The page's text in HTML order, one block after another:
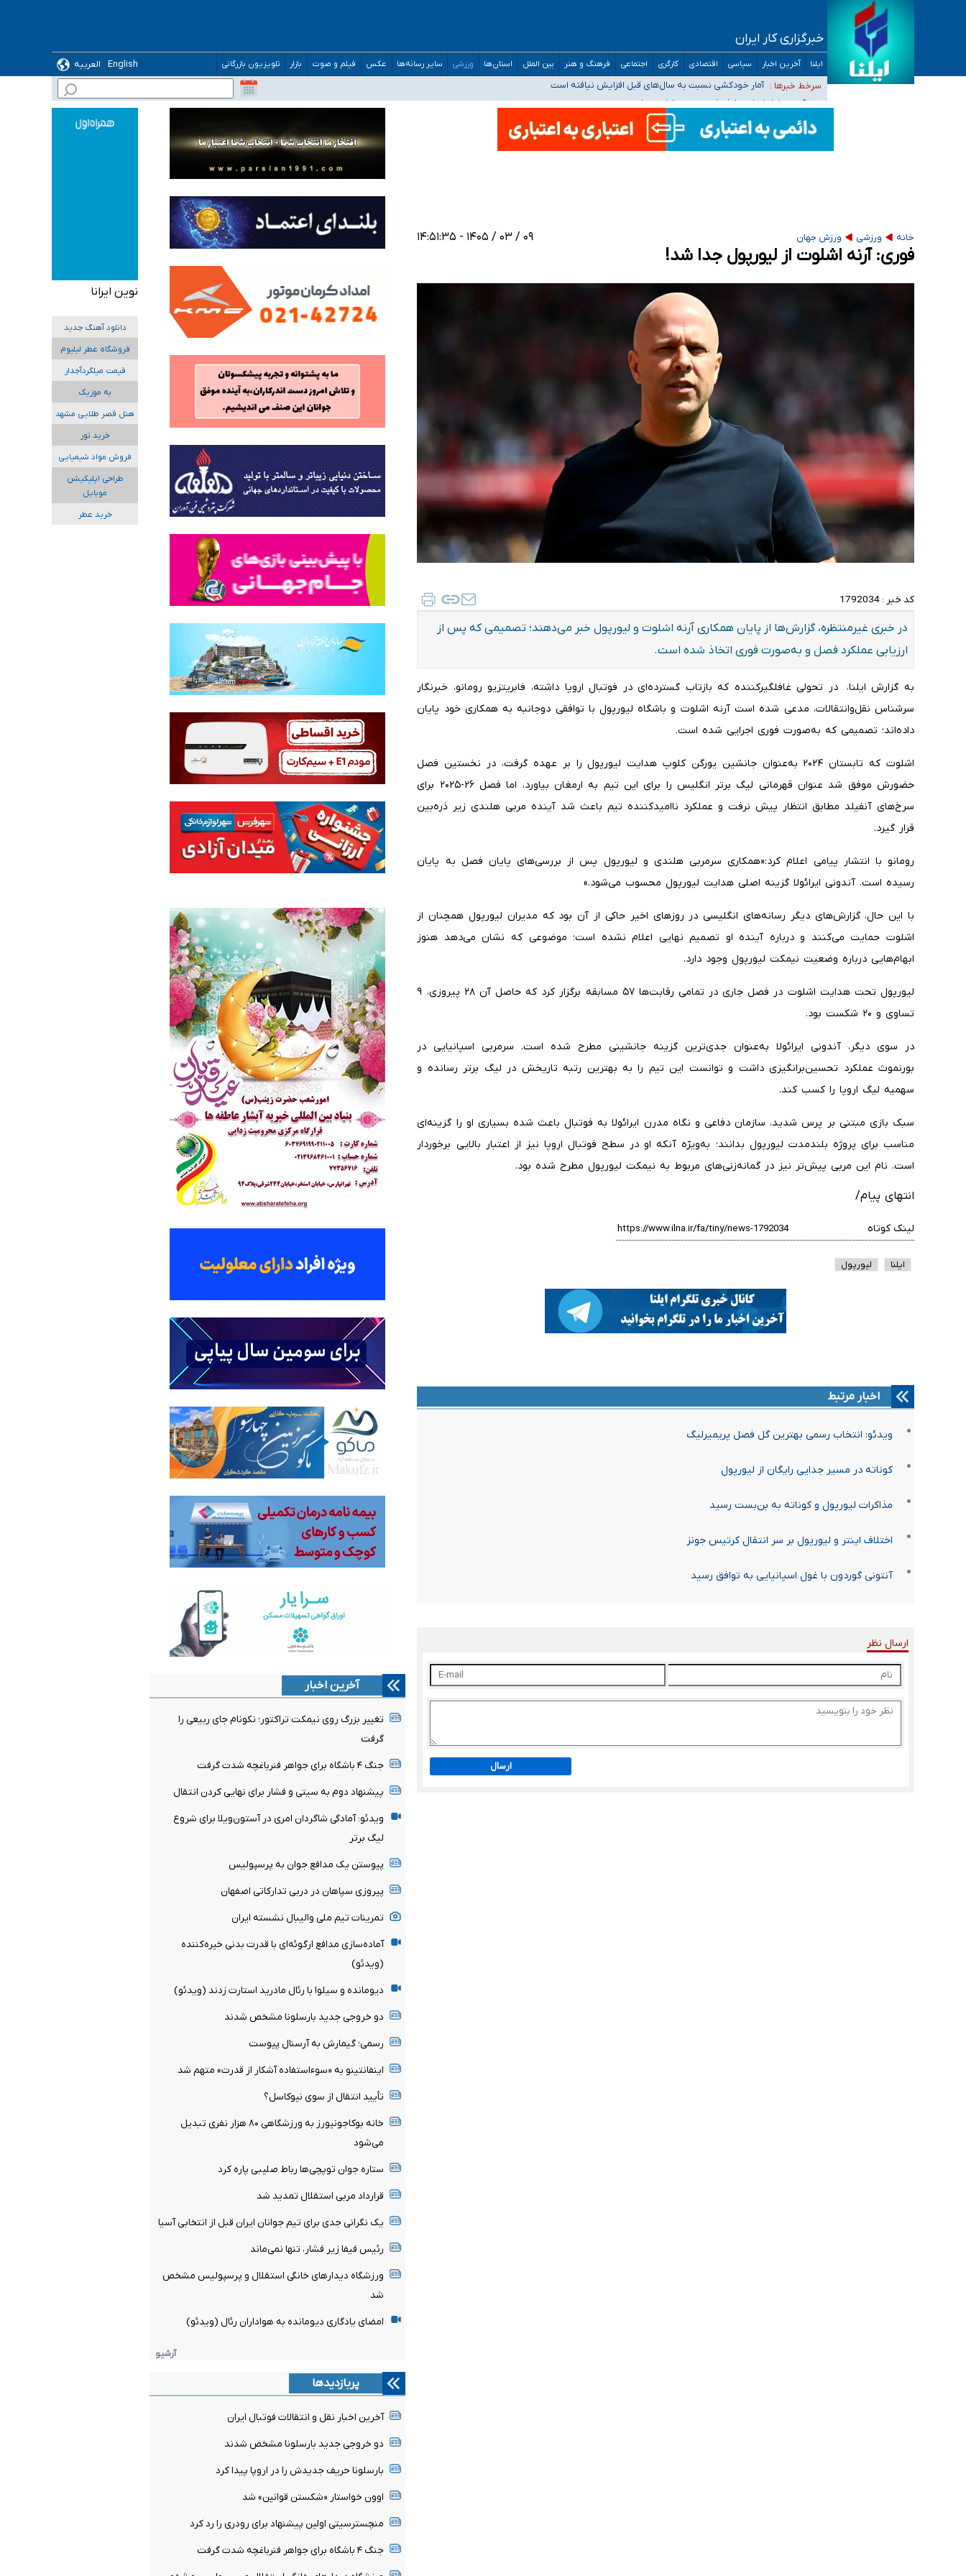
خبرگزاری کار ایران
ایلنا آخرین اخبار سیاسی اقتصادی کارگری اجتماعی فرهنگ و هنر بین الملل استان‌ها ورزشی سایر رسانه‌ها عکس فیلم و صوت بازار تلویزیون بازرگانی English
العربیه
سرخط خبرها :
سیدحسن خمینی عزادار شد
آمار خودکشی نسبت به سال‌های قبل افزایش نیافته است
دستگیری عامل اصلی حادثه فوت حمیدرضا رجب‌زاده
نباید تفسیرهای سلیقه‌ای از مواضع رسمی کشور ارائه شود
«زیرمیزی» برای داوطلبان پزشکی سراب است/ دریافت‌های غیرمتعارف در شأن پزشکی و کشورمان نیست/ نظام سلامت جلوی این رویه را بگیرد
خانه ورزشی ورزش جهان ۰۹ / ۰۳ / ۱۴۰۵ - ۱۴:۵۱:۳۵
فوری: آرنه اشلوت از لیورپول جدا شد!
کد خبر : 1792034
در خبری غیرمنتظره، گزارش‌ها از پایان همکاری آرنه اشلوت و لیورپول خبر می‌دهند؛ تصمیمی که پس از
ارزیابی عملکرد فصل و به‌صورت فوری اتخاذ شده است.
به گزارش ایلنا، در تحولی غافلگیرکننده که بازتاب گسترده‌ای در فوتبال اروپا داشته، فابریتزیو رومانو، خبرنگار
سرشناس نقل‌وانتقالات، مدعی شده است آرنه اشلوت و باشگاه لیورپول با توافقی دوجانبه به همکاری خود پایان
داده‌اند؛ تصمیمی که به‌صورت فوری اجرایی شده است.
اشلوت که تابستان ۲۰۲۴ به‌عنوان جانشین یورگن کلوپ هدایت لیورپول را بر عهده گرفت، در نخستین فصل
حضورش موفق شد عنوان قهرمانی لیگ برتر انگلیس را برای این تیم به ارمغان بیاورد، اما فصل ۲۶-۲۰۲۵ برای
سرخ‌های آنفیلد مطابق انتظار پیش نرفت و عملکرد ناامیدکننده تیم باعث شد آینده مربی هلندی زیر ذره‌بین
قرار گیرد.
رومانو با انتشار پیامی اعلام کرد:«همکاری سرمربی هلندی و لیورپول پس از بررسی‌های پایان فصل به پایان
رسیده است. آندونی ایرائولا گزینه اصلی هدایت لیورپول محسوب می‌شود.»
با این حال، گزارش‌های دیگر رسانه‌های انگلیسی در روزهای اخیر حاکی از آن بود که مدیران لیورپول همچنان از
اشلوت حمایت می‌کنند و درباره آینده او تصمیم نهایی اعلام نشده است؛ موضوعی که نشان می‌دهد هنوز
ابهام‌هایی درباره وضعیت نیمکت لیورپول وجود دارد.
لیورپول تحت هدایت اشلوت در فصل جاری در تمامی رقابت‌ها ۵۷ مسابقه برگزار کرد که حاصل آن ۲۸ پیروزی، ۹
تساوی و ۲۰ شکست بود.
در سوی دیگر، آندونی ایرائولا به‌عنوان جدی‌ترین گزینه جانشینی مطرح شده است. سرمربی اسپانیایی در
بورنموث عملکرد تحسین‌برانگیزی داشت و توانست این تیم را به بهترین رتبه تاریخش در لیگ برتر رسانده و
سهمیه لیگ اروپا را کسب کند.
سبک بازی مبتنی بر پرس شدید، سازمان دفاعی و نگاه مدرن ایرائولا به فوتبال باعث شده بسیاری او را گزینه‌ای
مناسب برای پروژه بلندمدت لیورپول بدانند؛ به‌ویژه آنکه او در سطح فوتبال اروپا نیز از اعتبار بالایی برخوردار
است. نام این مربی پیش‌تر نیز در گمانه‌زنی‌های مربوط به نیمکت لیورپول مطرح شده بود.
انتهای پیام/
لینک کوتاه
ایلنا لیورپول
اخبار مرتبط
ویدئو: انتخاب رسمی بهترین گل فصل پریمیرلیگ
کوناته در مسیر جدایی رایگان از لیورپول
مذاکرات لیورپول و کوناته به بن‌بست رسید
اختلاف اینتر و لیورپول بر سر انتقال کرتیس جونز
آنتونی گوردون با غول اسپانیایی به توافق رسید
ارسال نظر
ارسال
آخرین اخبار
تغییر بزرگ روی نیمکت تراکتور؛ نکونام جای ربیعی را
گرفت
جنگ ۴ باشگاه برای جواهر فنرباغچه شدت گرفت
پیشنهاد دوم به سیتی و فشار برای نهایی کردن انتقال
ویدئو: آمادگی شاگردان امری در آستون‌ویلا برای شروع
لیگ برتر
پیوستن یک مدافع جوان به پرسپولیس
پیروزی سپاهان در دربی تدارکاتی اصفهان
تمرینات تیم ملی والیبال نشسته ایران
آماده‌سازی مدافع ارگوئه‌ای با قدرت بدنی خیره‌کننده
(ویدئو)
دیومانده و سیلوا با رئال مادرید استارت زدند (ویدئو)
دو خروجی جدید بارسلونا مشخص شدند
رسمی؛ گیمارش به آرسنال پیوست
اینفانتینو به «سوءاستفاده آشکار از قدرت» متهم شد
تأیید انتقال از سوی نیوکاسل؟
خانه بوکاجونیورز به ورزشگاهی ۸۰ هزار نفری تبدیل
می‌شود
ستاره جوان توپچی‌ها رباط صلیبی پاره کرد
قرارداد مربی استقلال تمدید شد
یک نگرانی جدی برای تیم جوانان ایران قبل از انتخابی آسیا
رئیس فیفا زیر فشار، تنها نمی‌ماند
ورزشگاه دیدارهای خانگی استقلال و پرسپولیس مشخص
شد
امضای یادگاری دیومانده به هواداران رئال (ویدئو)
آرشیو
پربازدیدها
آخرین اخبار نقل و انتقالات فوتبال ایران
دو خروجی جدید بارسلونا مشخص شدند
بارسلونا حریف جدیدش را در اروپا پیدا کرد
اوون خواستار «شکستن قوانین» شد
منچسترسیتی اولین پیشنهاد برای رودری را رد کرد
جنگ ۴ باشگاه برای جواهر فنرباغچه شدت گرفت
نوین ایرانا
دانلود آهنگ جدید
فروشگاه عطر لیلیوم
قیمت میلگردآجدار
به موزیک
هتل قصر طلایی مشهد
خرید تور
فروش مواد شیمیایی
طراحی اپلیکیشن
موبایل
خرید عطر